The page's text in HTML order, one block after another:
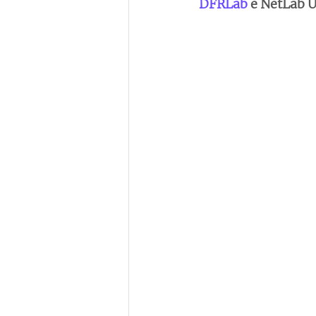
DFRLab e NetLab